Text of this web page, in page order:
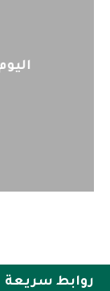
اليوم
روابط سريعة